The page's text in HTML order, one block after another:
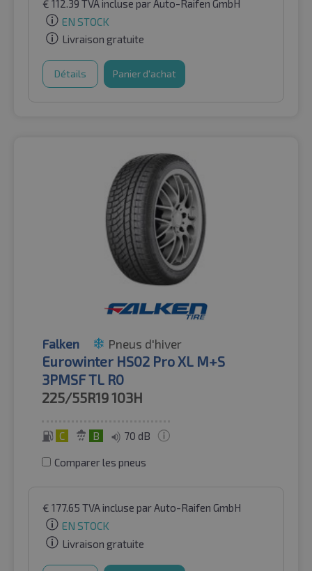
€ 112.39 TVA incluse par Auto-Raifen GmbH
EN STOCK
Livraison gratuite
Détails Panier d'achat
Falken Pneus d'hiver
Eurowinter HS02 Pro XL M+S
3PMSF TL R0
225/55R19103H
C B 70 dB
Comparer les pneus
€ 177.65 TVA incluse par Auto-Raifen GmbH
EN STOCK
Livraison gratuite